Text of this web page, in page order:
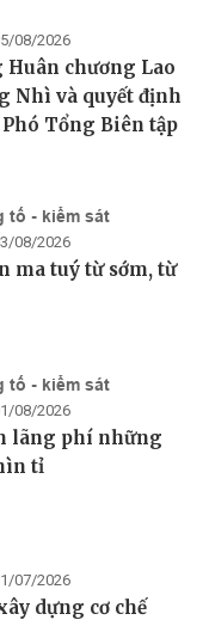
08/2026
Huân chương Lao
Nhì và quyết định
Tổng Biên tập
tố - kiểm sát
08/2026
ma tuý từ sớm, từ
tố - kiểm sát
08/2026
lãng phí những
tỉ
07/2026
dựng cơ chế